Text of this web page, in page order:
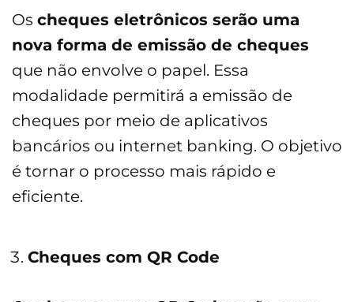
Os cheques eletrônicos serão uma
nova forma de emissão de cheques
que não envolve o papel. Essa
modalidade permitirá a emissão de
cheques por meio de aplicativos
bancários ou internet banking. O objetivo
é tornar o processo mais rápido e
eficiente.
Cheques com QR Code